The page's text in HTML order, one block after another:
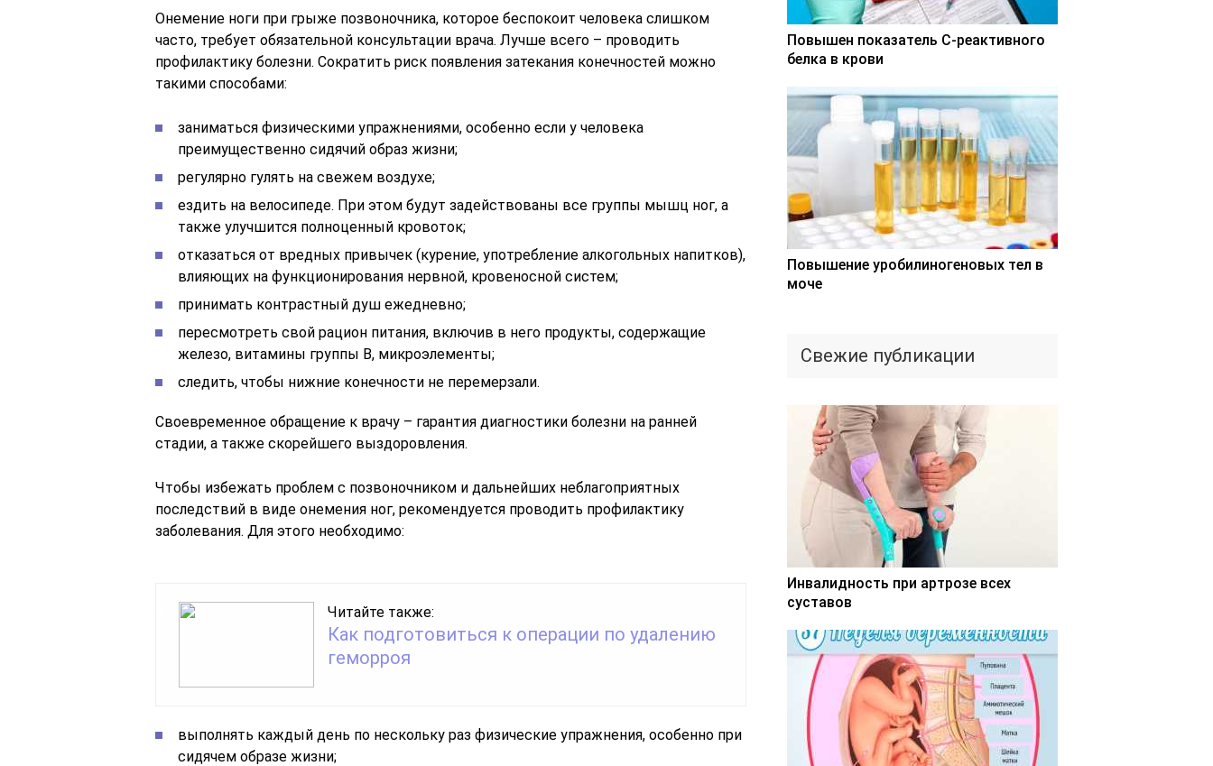
Онемение ноги при грыже позвоночника, которое беспокоит человека слишком
часто, требует обязательной консультации врача. Лучше всего – проводить
профилактику болезни. Сократить риск появления затекания конечностей можно
такими способами:
заниматься физическими упражнениями, особенно если у человека
преимущественно сидячий образ жизни;
регулярно гулять на свежем воздухе;
ездить на велосипеде. При этом будут задействованы все группы мышц ног, а
также улучшится полноценный кровоток;
отказаться от вредных привычек (курение, употребление алкогольных напитков),
влияющих на функционирования нервной, кровеносной систем;
принимать контрастный душ ежедневно;
пересмотреть свой рацион питания, включив в него продукты, содержащие
железо, витамины группы В, микроэлементы;
следить, чтобы нижние конечности не перемерзали.
Своевременное обращение к врачу – гарантия диагностики болезни на ранней
стадии, а также скорейшего выздоровления.
Чтобы избежать проблем с позвоночником и дальнейших неблагоприятных
последствий в виде онемения ног, рекомендуется проводить профилактику
заболевания. Для этого необходимо:
Читайте также:
Как подготовиться к операции по удалению
геморроя
выполнять каждый день по нескольку раз физические упражнения, особенно при
сидячем образе жизни;
Повышен показатель С-реактивного
белка в крови
Повышение уробилиногеновых тел в
моче
Свежие публикации
Инвалидность при артрозе всех
суставов